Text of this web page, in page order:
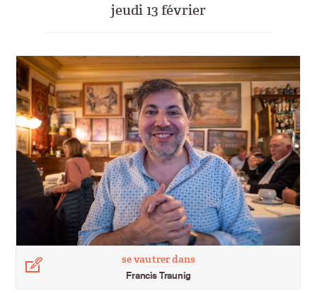
jeudi 13 février
se vautrer dans
Francis Traunig